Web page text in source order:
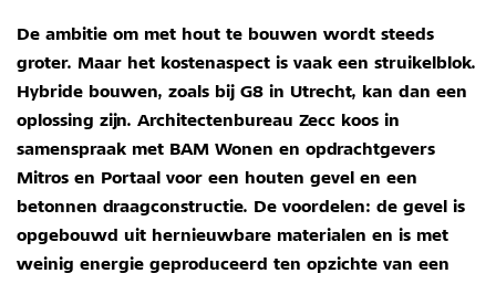
De ambitie om met hout te bouwen wordt steeds
groter. Maar het kostenaspect is vaak een struikelblok.
Hybride bouwen, zoals bij G8 in Utrecht, kan dan een
oplossing zijn. Architectenbureau Zecc koos in
samenspraak met BAM Wonen en opdrachtgevers
Mitros en Portaal voor een houten gevel en een
betonnen draagconstructie. De voordelen: de gevel is
opgebouwd uit hernieuwbare materialen en is met
weinig energie geproduceerd ten opzichte van een